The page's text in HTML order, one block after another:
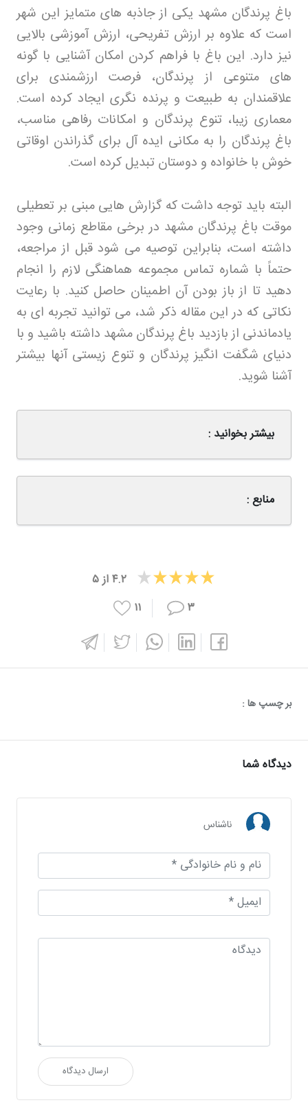
باغ پرندگان مشهد یکی از جاذبه های متمایز این شهر
است که علاوه بر ارزش تفریحی، ارزش آموزشی بالایی
نیز دارد. این باغ با فراهم کردن امکان آشنایی با گونه
های متنوعی از پرندگان، فرصت ارزشمندی برای
علاقمندان به طبیعت و پرنده نگری ایجاد کرده است.
معماری زیبا، تنوع پرندگان و امکانات رفاهی مناسب،
باغ پرندگان را به مکانی ایده آل برای گذراندن اوقاتی
خوش با خانواده و دوستان تبدیل کرده است.
البته باید توجه داشت که گزارش هایی مبنی بر تعطیلی
موقت باغ پرندگان مشهد در برخی مقاطع زمانی وجود
داشته است، بنابراین توصیه می شود قبل از مراجعه،
حتماً با شماره تماس مجموعه هماهنگی لازم را انجام
دهید تا از باز بودن آن اطمینان حاصل کنید. با رعایت
نکاتی که در این مقاله ذکر شد، می توانید تجربه ای به
یادماندنی از بازدید باغ پرندگان مشهد داشته باشید و با
دنیای شگفت انگیز پرندگان و تنوع زیستی آنها بیشتر
آشنا شوید.
بیشتر بخوانید :
منابع :
۴.۲ از۵
۳
۱۱
بر چسپ ها :
دیدگاه شما
ناشناس
ارسال دیدگاه